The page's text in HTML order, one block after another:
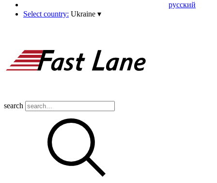
pусский
Select country: Ukraine ▾
search